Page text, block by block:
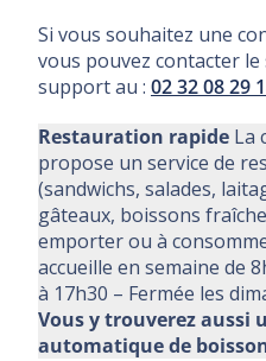
Si vous souhaitez une
vous pouvez contacter
support au : 02 32 08 29
Restauration rapide La
propose un service de
(sandwichs, salades,
gâteaux, boissons
emporter ou à
accueille en semaine de
à 17h30 – Fermée les
Vous y trouverez aussi
automatique de